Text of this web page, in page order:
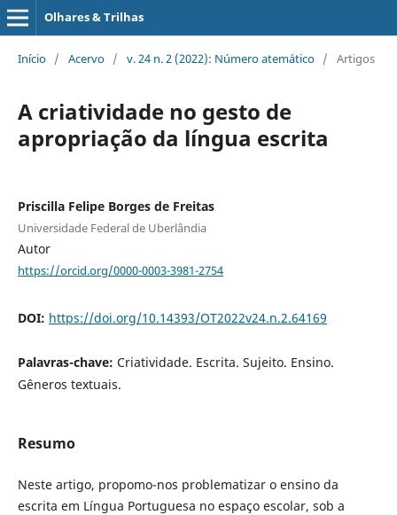
Olhares & Trilhas
Início / Acervo / v. 24 n. 2 (2022): Número atemático / Artigos
A criatividade no gesto de
apropriação da língua escrita
Priscilla Felipe Borges de Freitas
Universidade Federal de Uberlândia
Autor
https://orcid.org/0000-0003-3981-2754
DOI: https://doi.org/10.14393/OT2022v24.n.2.64169
Palavras-chave: Criatividade. Escrita. Sujeito. Ensino.
Gêneros textuais.
Resumo
Neste artigo, propomo-nos problematizar o ensino da
escrita em Língua Portuguesa no espaço escolar, sob a